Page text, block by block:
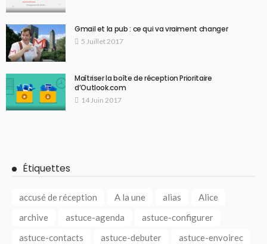
Gmail et la pub : ce qui va vraiment changer
5 Juillet 2017
Maîtriser la boîte de réception Prioritaire
d’Outlook.com
14 Juin 2017
Étiquettes
accusé de réception A la une alias
Alice
archive
astuce-agenda
astuce-configurer
astuce-contacts
astuce-debuter
astuce-envoirec